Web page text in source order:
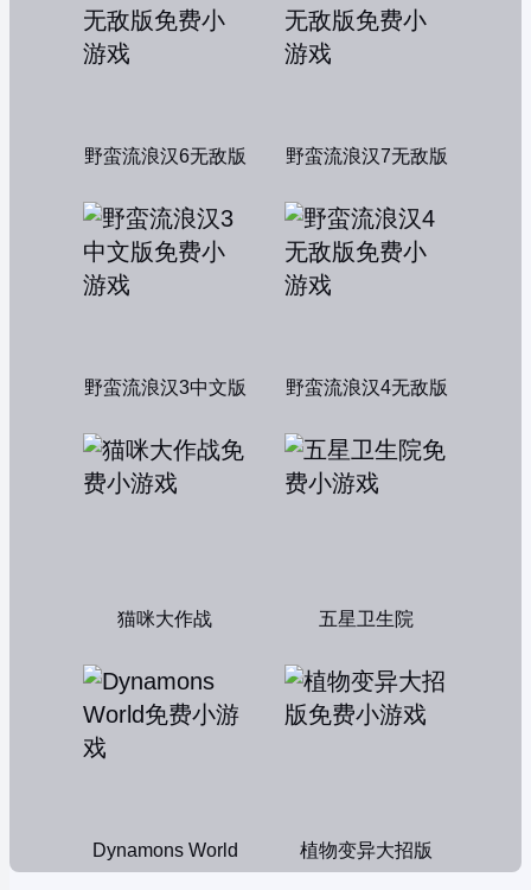
野蛮流浪汉6无敌版 野蛮流浪汉7无敌版
野蛮流浪汉3中文版 野蛮流浪汉4无敌版
猫咪大作战 五星卫生院
Dynamons World 植物变异大招版